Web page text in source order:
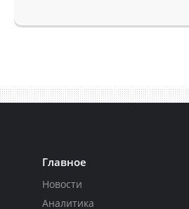
Главное
Новости
Аналитика